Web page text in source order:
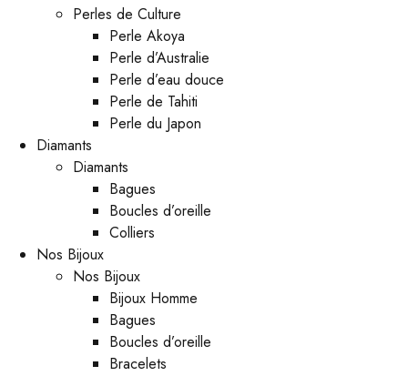
Perles de Culture
Perle Akoya
Perle d’Australie
Perle d’eau douce
Perle de Tahiti
Perle du Japon
Diamants
Diamants
Bagues
Boucles d’oreille
Colliers
Nos Bijoux
Nos Bijoux
Bijoux Homme
Bagues
Boucles d’oreille
Bracelets